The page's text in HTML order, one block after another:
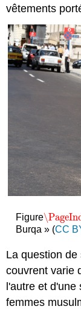
vêtements
Figure
Burqa » (CC
La question
couvrent varie
l'autre et d'une
femmes